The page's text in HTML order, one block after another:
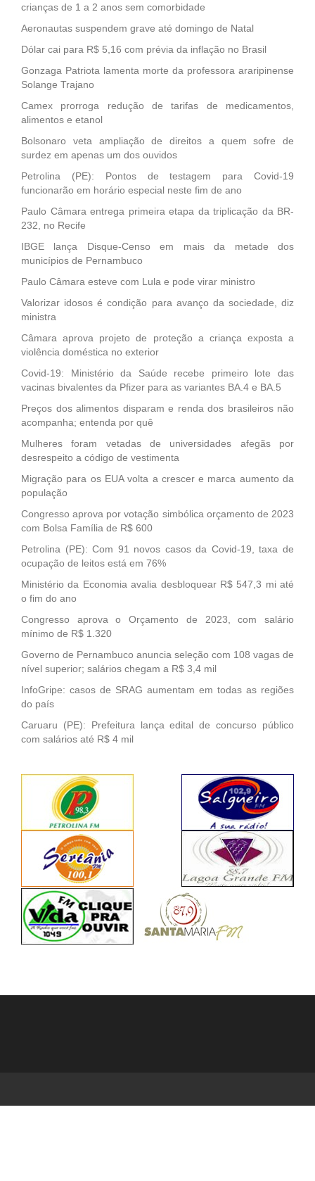
crianças de 1 a 2 anos sem comorbidade
Aeronautas suspendem grave até domingo de Natal
Dólar cai para R$ 5,16 com prévia da inflação no Brasil
Gonzaga Patriota lamenta morte da professora araripinense
Solange Trajano
Camex prorroga redução de tarifas de medicamentos,
alimentos e etanol
Bolsonaro veta ampliação de direitos a quem sofre de
surdez em apenas um dos ouvidos
Petrolina (PE): Pontos de testagem para Covid-19
funcionarão em horário especial neste fim de ano
Paulo Câmara entrega primeira etapa da triplicação da BR-
232, no Recife
IBGE lança Disque-Censo em mais da metade dos
municípios de Pernambuco
Paulo Câmara esteve com Lula e pode virar ministro
Valorizar idosos é condição para avanço da sociedade, diz
ministra
Câmara aprova projeto de proteção a criança exposta a
violência doméstica no exterior
Covid-19: Ministério da Saúde recebe primeiro lote das
vacinas bivalentes da Pfizer para as variantes BA.4 e BA.5
Preços dos alimentos disparam e renda dos brasileiros não
acompanha; entenda por quê
Mulheres foram vetadas de universidades afegãs por
desrespeito a código de vestimenta
Migração para os EUA volta a crescer e marca aumento da
população
Congresso aprova por votação simbólica orçamento de 2023
com Bolsa Família de R$ 600
Petrolina (PE): Com 91 novos casos da Covid-19, taxa de
ocupação de leitos está em 76%
Ministério da Economia avalia desbloquear R$ 547,3 mi até
o fim do ano
Congresso aprova o Orçamento de 2023, com salário
mínimo de R$ 1.320
Governo de Pernambuco anuncia seleção com 108 vagas de
nível superior; salários chegam a R$ 3,4 mil
InfoGripe: casos de SRAG aumentam em todas as regiões
do país
Caruaru (PE): Prefeitura lança edital de concurso público
com salários até R$ 4 mil